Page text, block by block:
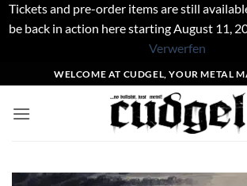
Tickets and pre-order items are still
be back in action here starting August 11,
Verwerfen
Inhalt
springen
WELCOME AT CUDGEL, YOUR METAL